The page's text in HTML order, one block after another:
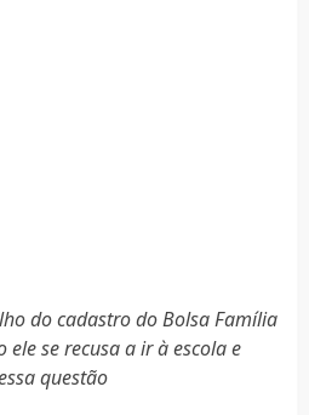
do cadastro do Bolsa Família
se recusa a ir à escola e
questão